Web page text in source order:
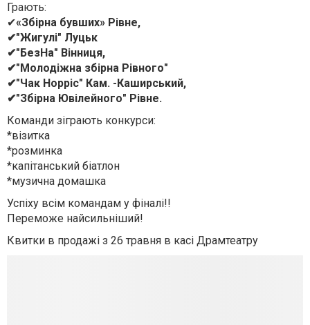
Грають:
✔«Збірна бувших» Рівне,
✔"Жигулі" Луцьк
✔"БезНа" Вінниця,
✔"Молодіжна збірна Рівного"
✔"Чак Норріс" Кам. -Каширський,
✔"Збірна Ювілейного" Рівне.
Команди зіграють конкурси:
*візитка
*розминка
*капітанський біатлон
*музична домашка
Успіху всім командам у фіналі!!
Переможе найсильніший!
Квитки в продажі з 26 травня в касі Драмтеатру